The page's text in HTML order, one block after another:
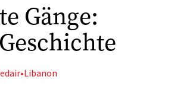
Gänge:
•Libanon